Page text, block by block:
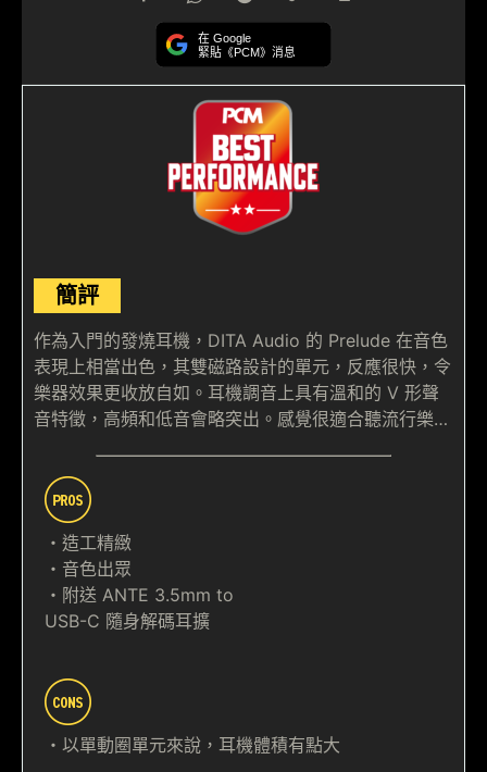
在 Google
緊貼《PCM》消息
簡評
作為入門的發燒耳機，DITA Audio 的 Prelude 在音色
表現上相當出色，其雙磁路設計的單元，反應很快，令
樂器效果更收放自如。耳機調音上具有溫和的 V 形聲
音特徵，高頻和低音會略突出。感覺很適合聽流行樂…
・造工精緻
・音色出眾
・附送 ANTE 3.5mm to
USB-C 隨身解碼耳擴
・以單動圈單元來說，耳機體積有點大